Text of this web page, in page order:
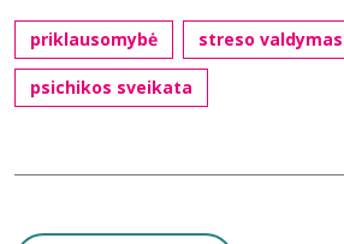
priklausomybė streso valdymas
psichikos sveikata